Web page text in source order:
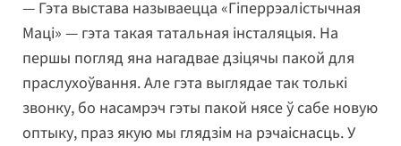
— Гэта выстава называецца «Гіперрэалістычная
Маці» — гэта такая татальная інсталяцыя. На
першы погляд яна нагадвае дзіцячы пакой для
праслухоўвання. Але гэта выглядае так толькі
звонку, бо насамрэч гэты пакой нясе ў сабе новую
оптыку, праз якую мы глядзім на рэчаіснасць. У